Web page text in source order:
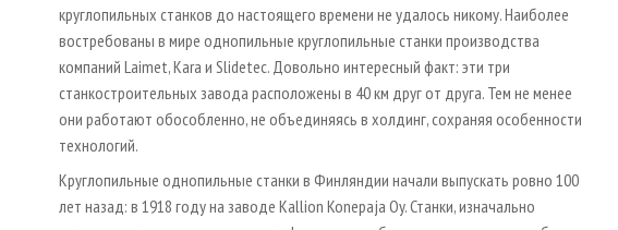
круглопильных станков до настоящего времени не удалось никому. Наиболее
востребованы в мире однопильные круглопильные станки производства
компаний Laimet, Kara и Slidetec. Довольно интересный факт: эти три
станкостроительных завода расположены в 40 км друг от друга. Тем не менее
они работают обособленно, не объединяясь в холдинг, сохраняя особенности
технологий.
Круглопильные однопильные станки в Финляндии начали выпускать ровно 100
лет назад: в 1918 году на заводе Kallion Konepaja Oy. Станки, изначально